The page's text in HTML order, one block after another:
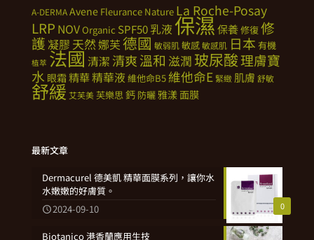
A-DERMAAvene Fleurance Nature La Roche-Posay
LRP NOVOrganic SPF50乳液 保濕保養修復修
護凝膠 天然娜芙德國 敏弱肌敏感敏感肌 日本 有機
植萃 法國清潔 清爽溫和 滋潤 玻尿酸理膚寶
水 眼霜 精華精華液 維他命B5 維他命E 緊緻 肌膚 舒敏
舒緩 艾芙美芙樂思鈣 防曬雅漾面膜
最新文章
0
Dermacurel 德美凱 精華面膜系列，讓你水
水嫩嫩的好膚質。
2024-09-10
Biotanico 港香蘭應用生技